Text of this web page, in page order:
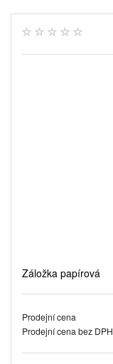
Záložka papírová
Prodejní cena
Prodejní cena bez DPH